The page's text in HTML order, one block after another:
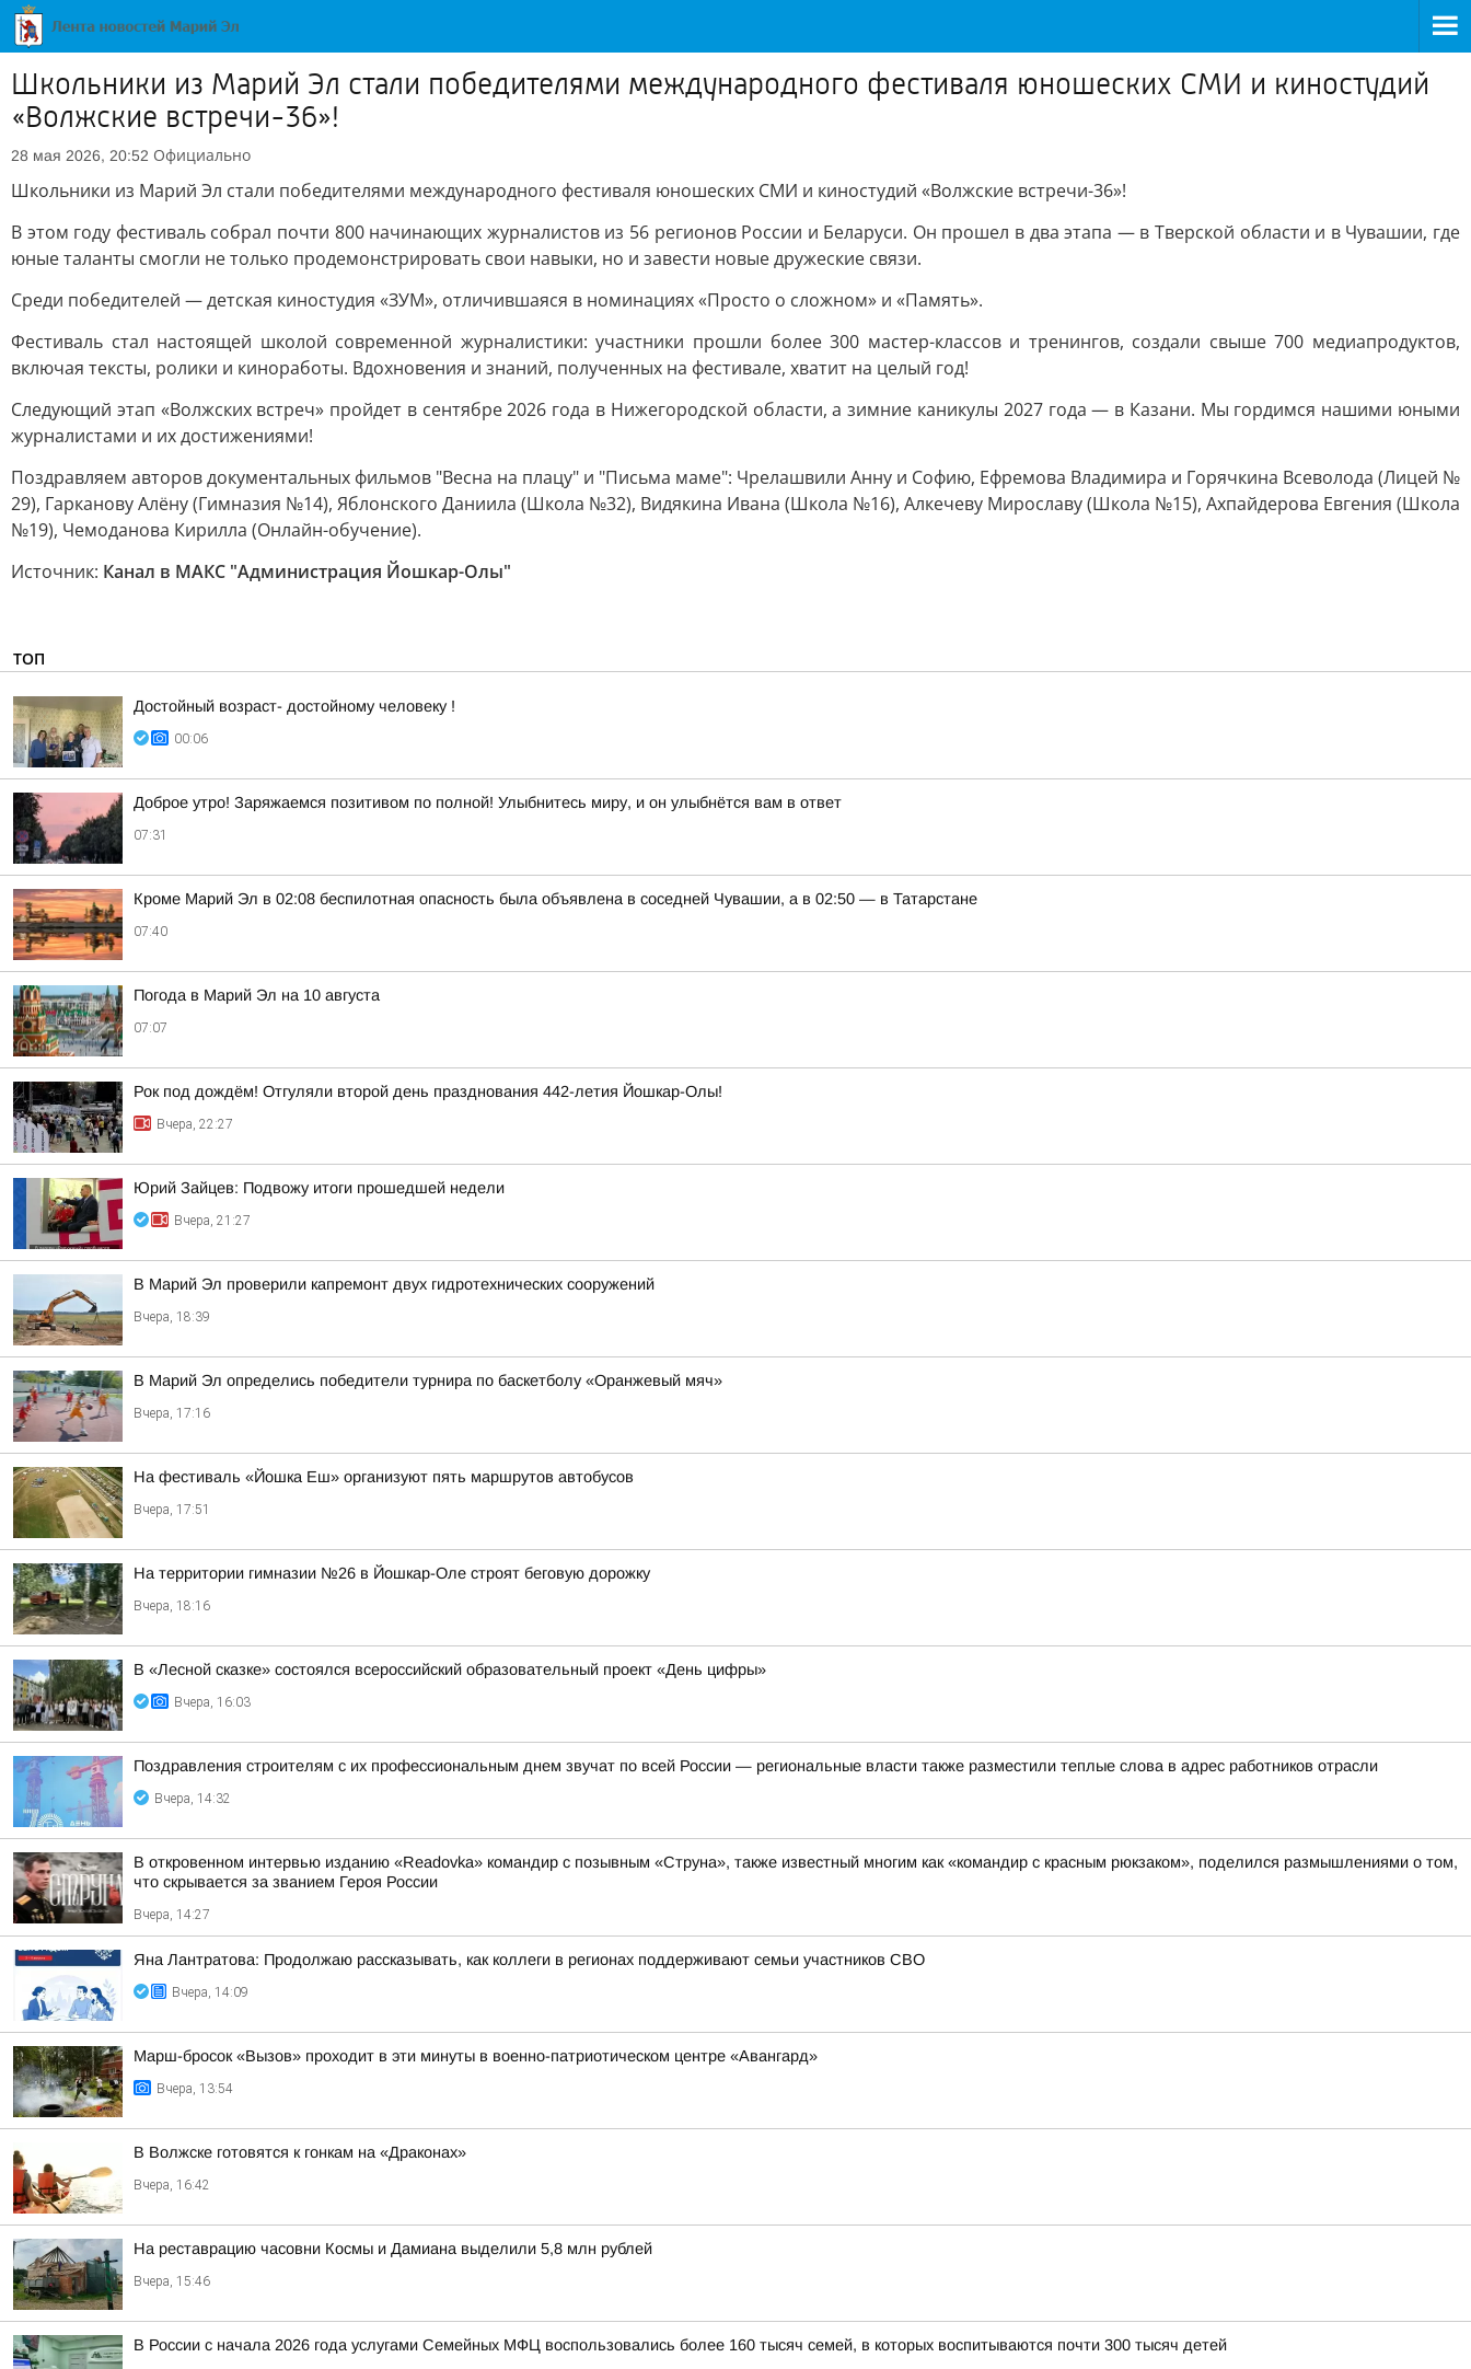
Школьники из Марий Эл стали победителями международного фестиваля юношеских СМИ и киностудий
«Волжские встречи-36»!
28 мая 2026, 20:52 Официально
Школьники из Марий Эл стали победителями международного фестиваля юношеских СМИ и киностудий «Волжские встречи-36»!
В этом году фестиваль собрал почти 800 начинающих журналистов из 56 регионов России и Беларуси. Он прошел в два этапа — в Тверской области и в Чувашии, где
юные таланты смогли не только продемонстрировать свои навыки, но и завести новые дружеские связи.
Среди победителей — детская киностудия «ЗУМ», отличившаяся в номинациях «Просто о сложном» и «Память».
Фестиваль стал настоящей школой современной журналистики: участники прошли более 300 мастер-классов и тренингов, создали свыше 700 медиапродуктов,
включая тексты, ролики и киноработы. Вдохновения и знаний, полученных на фестивале, хватит на целый год!
Следующий этап «Волжских встреч» пройдет в сентябре 2026 года в Нижегородской области, а зимние каникулы 2027 года — в Казани. Мы гордимся нашими юными
журналистами и их достижениями!
Поздравляем авторов документальных фильмов "Весна на плацу" и "Письма маме": Чрелашвили Анну и Софию, Ефремова Владимира и Горячкина Всеволода (Лицей №
29), Гарканову Алёну (Гимназия №14), Яблонского Даниила (Школа №32), Видякина Ивана (Школа №16), Алкечеву Мирославу (Школа №15), Ахпайдерова Евгения (Школа
№19), Чемоданова Кирилла (Онлайн-обучение).
Источник: Канал в МАКС "Администрация Йошкар-Олы"
ТОП
Достойный возраст- достойному человеку !
00:06
Доброе утро! Заряжаемся позитивом по полной! Улыбнитесь миру, и он улыбнётся вам в ответ
07:31
Кроме Марий Эл в 02:08 беспилотная опасность была объявлена в соседней Чувашии, а в 02:50 — в Татарстане
07:40
Погода в Марий Эл на 10 августа
07:07
Рок под дождём! Отгуляли второй день празднования 442-летия Йошкар-Олы!
Вчера, 22:27
Юрий Зайцев: Подвожу итоги прошедшей недели
Вчера, 21:27
В Марий Эл проверили капремонт двух гидротехнических сооружений
Вчера, 18:39
В Марий Эл определись победители турнира по баскетболу «Оранжевый мяч»
Вчера, 17:16
На фестиваль «Йошка Еш» организуют пять маршрутов автобусов
Вчера, 17:51
На территории гимназии №26 в Йошкар-Оле строят беговую дорожку
Вчера, 18:16
В «Лесной сказке» состоялся всероссийский образовательный проект «День цифры»
Вчера, 16:03
Поздравления строителям с их профессиональным днем звучат по всей России — региональные власти также разместили теплые слова в адрес работников отрасли
Вчера, 14:32
В откровенном интервью изданию «Readovka» командир с позывным «Струна», также известный многим как «командир с красным рюкзаком», поделился размышлениями о том,
что скрывается за званием Героя России
Вчера, 14:27
Яна Лантратова: Продолжаю рассказывать, как коллеги в регионах поддерживают семьи участников СВО
Вчера, 14:09
Марш-бросок «Вызов» проходит в эти минуты в военно-патриотическом центре «Авангард»
Вчера, 13:54
В Волжске готовятся к гонкам на «Драконах»
Вчера, 16:42
На реставрацию часовни Космы и Дамиана выделили 5,8 млн рублей
Вчера, 15:46
В России с начала 2026 года услугами Семейных МФЦ воспользовались более 160 тысяч семей, в которых воспитываются почти 300 тысяч детей